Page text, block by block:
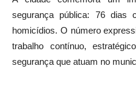
segurança pública: 76 dias
homicídios. O número
trabalho contínuo,
segurança que atuam no